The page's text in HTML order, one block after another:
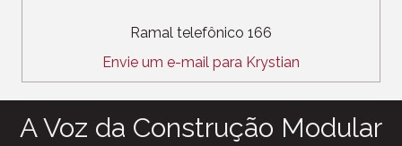
Ramal telefônico 166
Envie um e-mail para Krystian
A Voz da Construção Modular